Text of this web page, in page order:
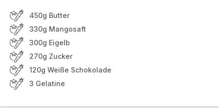
450g Butter
330g Mangosaft
300g Eigelb
270g Zucker
120g Weiße Schokolade
3 Gelatine